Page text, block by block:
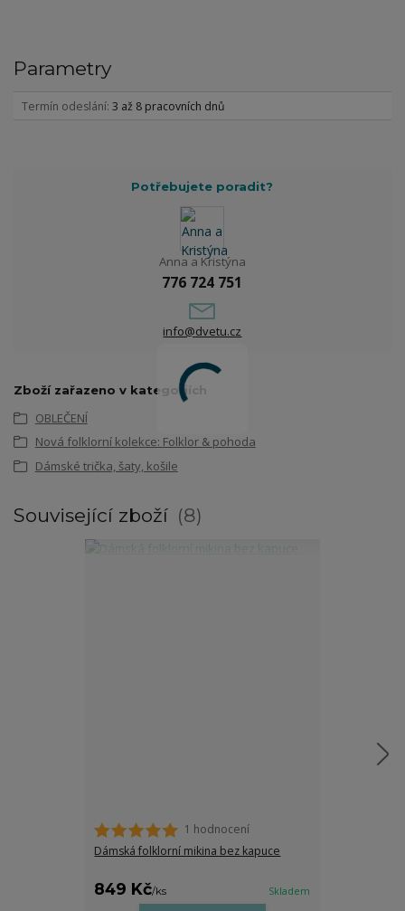
Parametry
Termín odeslání 3 až 8 pracovních dnů
Potřebujete poradit?
Anna a Kristýna
776 724 751
info@dvetu.cz
Zboží zařazeno v kategoriích
OBLEČENÍ
Nová folklorní kolekce: Folklor & pohoda
Dámské trička, šaty, košile
Související zboží 8
1 hodnocení
Dámská folklorní mikina bez kapuce
849 Kč/ks Skladem